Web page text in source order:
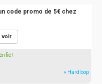
code promo de 5€ chez
voir
!
» Hardloop